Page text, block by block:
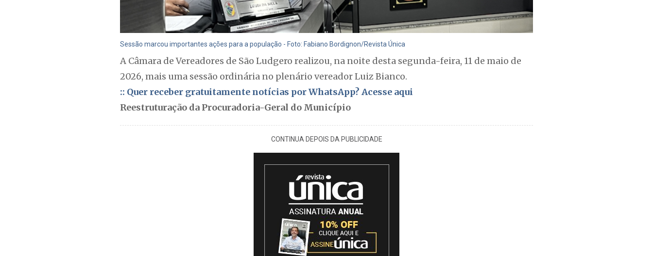
Sessão marcou importantes ações para a população - Foto: Fabiano Bordignon/Revista Única
A Câmara de Vereadores de São Ludgero realizou, na noite desta segunda-feira, 11 de maio de
2026, mais uma sessão ordinária no plenário vereador Luiz Bianco.
:: Quer receber gratuitamente notícias por WhatsApp? Acesse aqui
Reestruturação da Procuradoria-Geral do Município
CONTINUA DEPOIS DA PUBLICIDADE